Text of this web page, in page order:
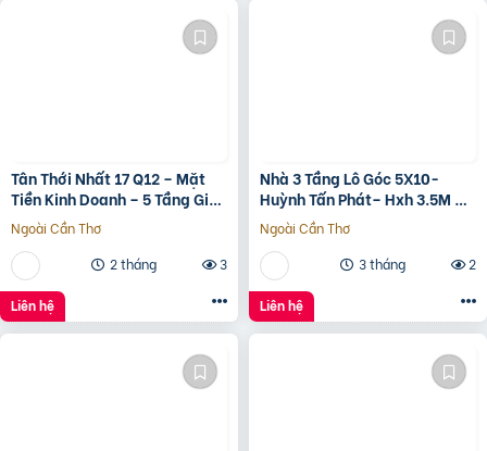
Tân Thới Nhất 17 Q12 – Mặt
Tiền Kinh Doanh – 5 Tầng Giá
13.6 Tỷ
Ngoài Cần Thơ
2 tháng
3
Liên hệ
Nhà 3 Tầng Lô Góc 5X10-
Huỳnh Tấn Phát– Hxh 3.5M –
Kinh Doanh Tốt – Shr Hoàn
Công Đủ- Giá 3 Tỷ Hơn.
Ngoài Cần Thơ
3 tháng
2
Liên hệ